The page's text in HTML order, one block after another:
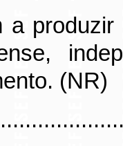
a
(NR)